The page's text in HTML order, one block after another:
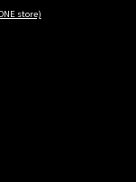
store)